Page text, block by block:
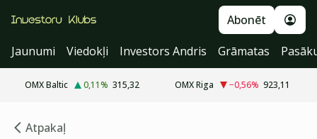
Abonēt
Jaunumi
Viedokļi Investors Andris Grāmatas
OMX Baltic 0,11% 315,32 OMX Riga −0,56% 923,11
Atpakaļ